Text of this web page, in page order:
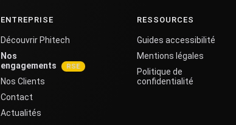
ENTREPRISE
Découvrir Phitech
Nos
engagements
Nos Clients
Contact
Actualités
RESSOURCES
Guides accessibilité
Mentions légales
Politique de
confidentialité